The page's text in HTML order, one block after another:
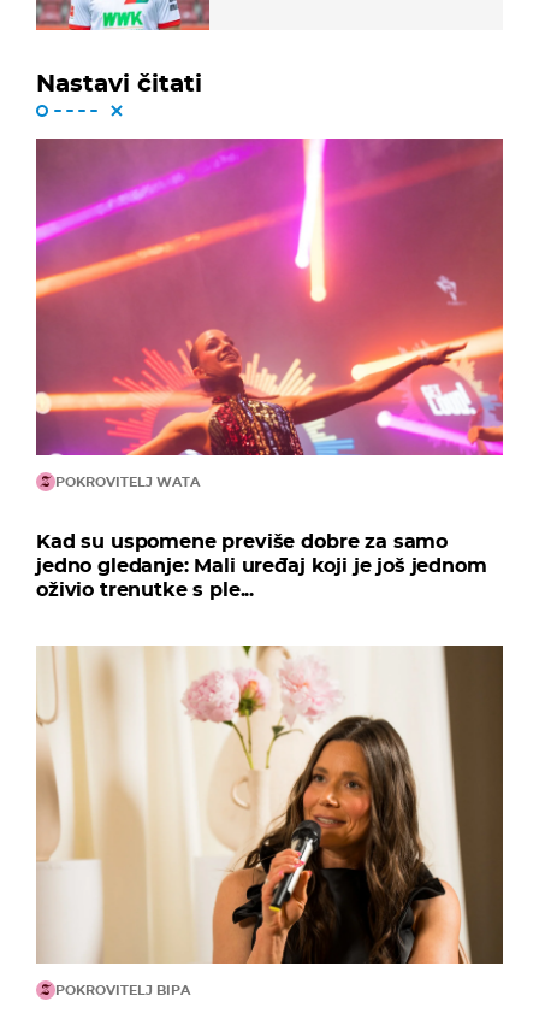
Nastavi čitati
POKROVITELJ WATA
Kad su uspomene previše dobre za samo
jedno gledanje: Mali uređaj koji je još jednom
oživio trenutke s ple...
POKROVITELJ BIPA